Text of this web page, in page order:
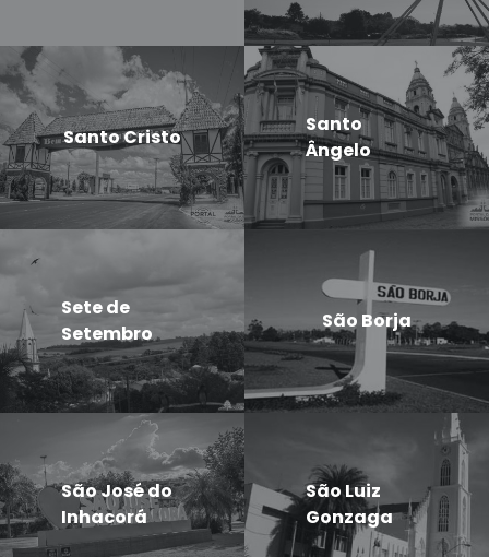
Santo Cristo
Santo
Ângelo
Sete de
Setembro
São Borja
São José do
Inhacorá
São Luiz
Gonzaga